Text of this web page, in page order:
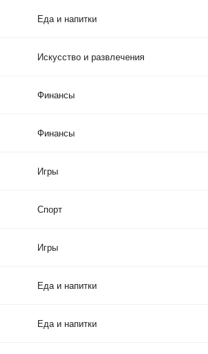
Еда и напитки
Искусство и развлечения
Финансы
Финансы
Игры
Спорт
Игры
Еда и напитки
Еда и напитки